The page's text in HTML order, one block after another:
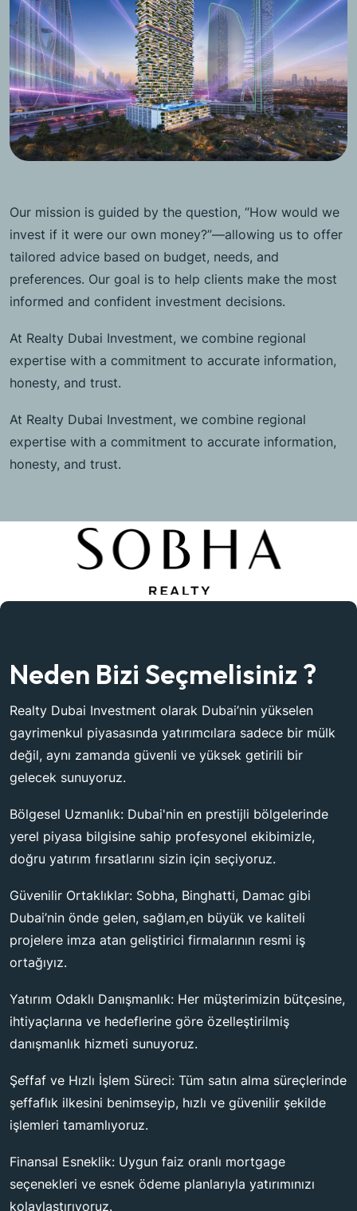
Our mission is guided by the question, “How would we
invest if it were our own money?”—allowing us to offer
tailored advice based on budget, needs, and
preferences. Our goal is to help clients make the most
informed and confident investment decisions.
At Realty Dubai Investment, we combine regional
expertise with a commitment to accurate information,
honesty, and trust.
At Realty Dubai Investment, we combine regional
expertise with a commitment to accurate information,
honesty, and trust.
Neden Bizi Seçmelisiniz ?
Realty Dubai Investment olarak Dubai’nin yükselen
gayrimenkul piyasasında yatırımcılara sadece bir mülk
değil, aynı zamanda güvenli ve yüksek getirili bir
gelecek sunuyoruz.
Bölgesel Uzmanlık: Dubai'nin en prestijli bölgelerinde
yerel piyasa bilgisine sahip profesyonel ekibimizle,
doğru yatırım fırsatlarını sizin için seçiyoruz.
Güvenilir Ortaklıklar: Sobha, Binghatti, Damac gibi
Dubai’nin önde gelen, sağlam,en büyük ve kaliteli
projelere imza atan geliştirici firmalarının resmi iş
ortağıyız.
Yatırım Odaklı Danışmanlık: Her müşterimizin bütçesine,
ihtiyaçlarına ve hedeflerine göre özelleştirilmiş
danışmanlık hizmeti sunuyoruz.
Şeffaf ve Hızlı İşlem Süreci: Tüm satın alma süreçlerinde
şeffaflık ilkesini benimseyip, hızlı ve güvenilir şekilde
işlemleri tamamlıyoruz.
Finansal Esneklik: Uygun faiz oranlı mortgage
seçenekleri ve esnek ödeme planlarıyla yatırımınızı
kolaylaştırıyoruz.